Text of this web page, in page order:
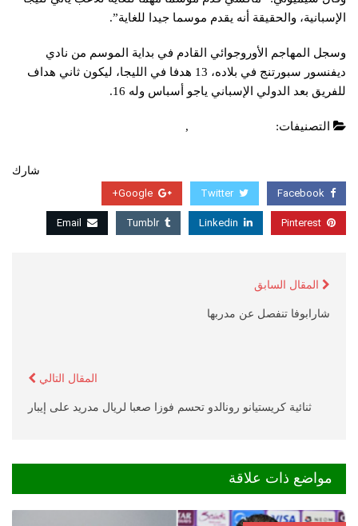
الإسبانية، والحقيقة أنه يقدم موسما جيدا للغاية”.
وسجل المهاجم الأوروجوائي القادم في بداية الموسم من نادي
ديفنسور سبورتنج في بلاده، 13 هدفا في الليجا، ليكون ثاني هداف
للفريق بعد الدولي الإسباني ياجو أسباس وله 16.
التصنيفات: ,
شارك
Facebook
Twitter
Google+
Pinterest
Linkedin
Tumblr
Email
المقال السابق
شارابوفا تنفصل عن مدربها
المقال التالي
ثنائية كريستيانو رونالدو تحسم فوزا صعبا لريال مدريد على إيبار
مواضع ذات علاقة